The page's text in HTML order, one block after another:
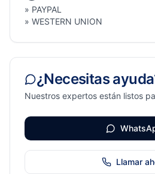
» PAYPAL
» WESTERN UNION
¿Necesitas
Nuestros expertos están listos
Llamar